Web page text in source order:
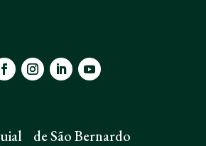
de São Bernardo